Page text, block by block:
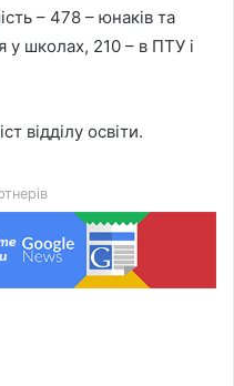
– 478 – юнаків та
у школах, 210 – в ПТУ і
відділу освіти.